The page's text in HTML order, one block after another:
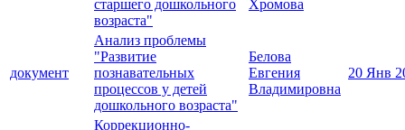
старшего дошкольного
возраста"
Хромова
документ
Анализ проблемы
"Развитие
познавательных
процессов у детей
дошкольного возраста"
Белова
Евгения
Владимировна
20 Янв
Коррекционно-